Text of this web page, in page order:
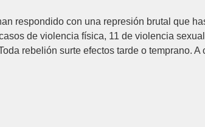
respondido con una represión brutal que
de violencia física, 11 de violencia
rebelión surte efectos tarde o temprano.